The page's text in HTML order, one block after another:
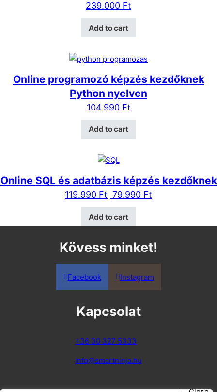
239.000 Ft
Add to cart
Online programozó képzés kezdőknek
Python nyelven
104.990 Ft
Add to cart
Online SQL és adatbázis képzés kezdőknek
119.990Ft 79.990 Ft
Add to cart
Kövess minket!
Facebook Instagram
Kapcsolat
+36 30 327 5333
info@smartninja.hu